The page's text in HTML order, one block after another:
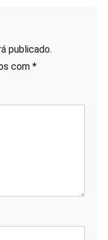
publicado.
com *